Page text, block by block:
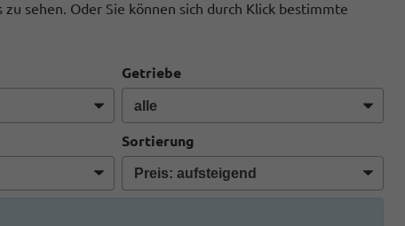
sehen. Oder Sie können sich durch Klick bestimmte
Getriebe
Sortierung